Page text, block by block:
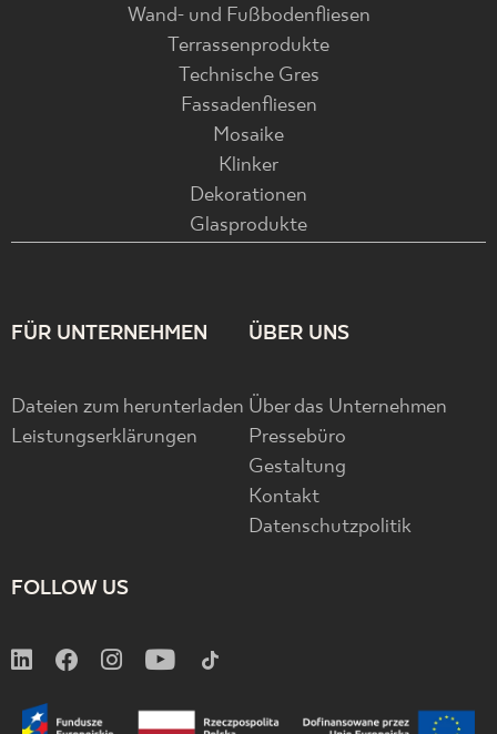
Wand- und Fußbodenfliesen
Terrassenprodukte
Technische Gres
Fassadenfliesen
Mosaike
Klinker
Dekorationen
Glasprodukte
FÜR UNTERNEHMEN
Dateien zum herunterladen
Leistungserklärungen
ÜBER UNS
Über das Unternehmen
Pressebüro
Gestaltung
Kontakt
Datenschutzpolitik
FOLLOW US